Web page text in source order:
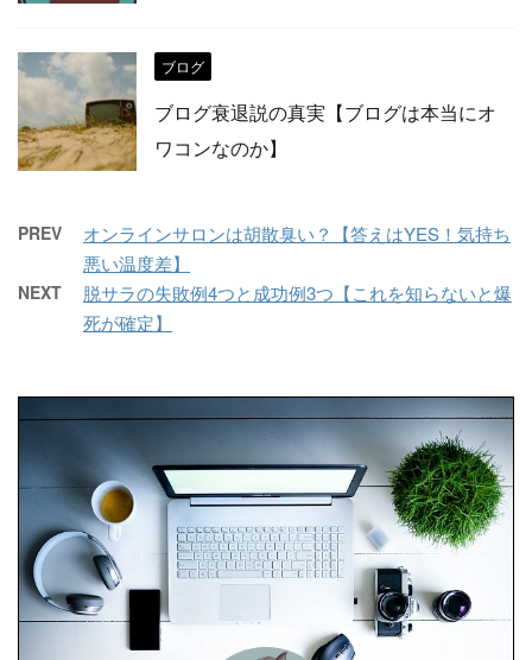
ブログ
ブログ衰退説の真実【ブログは本当にオ
ワコンなのか】
PREV
オンラインサロンは胡散臭い？【答えはYES！気持ち
悪い温度差】
NEXT
脱サラの失敗例4つと成功例3つ【これを知らないと爆
死が確定】